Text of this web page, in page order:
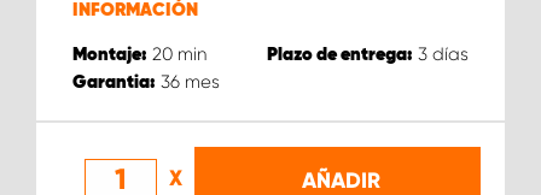
INFORMACIÓN
Montaje: 20 min Plazo de entrega: 3 días
Garantia: 36 mes
X AÑADIR